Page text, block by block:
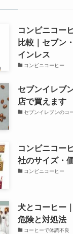
コンビニコー
比較｜セブン
インレス
コンビニコーヒー
セブンイレブ
店で買えます
セブンイレブンのコ
コンビニコー
社のサイズ・
コンビニコーヒー
犬とコーヒー
危険と対処法
コーヒーで体調不良